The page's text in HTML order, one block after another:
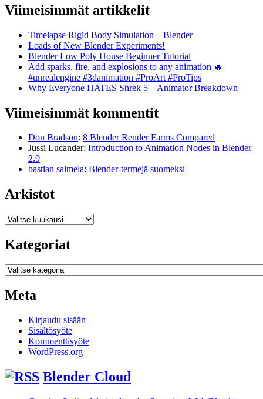
Viimeisimmät artikkelit
Timelapse Rigid Body Simulation – Blender
Loads of New Blender Experiments!
Blender Low Poly House Beginner Tutorial
Add sparks, fire, and explosions to any animation 🔥
#unrealengine #3danimation #ProArt #ProTips
Why Everyone HATES Shrek 5 – Animator Breakdown
Viimeisimmät kommentit
Don Bradson: 8 Blender Render Farms Compared
Jussi Lucander: Introduction to Animation Nodes in Blender
2.9
bastian salmela: Blender-termejä suomeksi
Arkistot
Arkistot
Kategoriat
Kategoriat
Meta
Kirjaudu sisään
Sisältösyöte
Kommenttisyöte
WordPress.org
Blender Cloud